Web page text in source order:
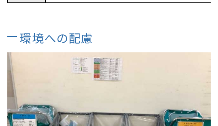
環境への配慮